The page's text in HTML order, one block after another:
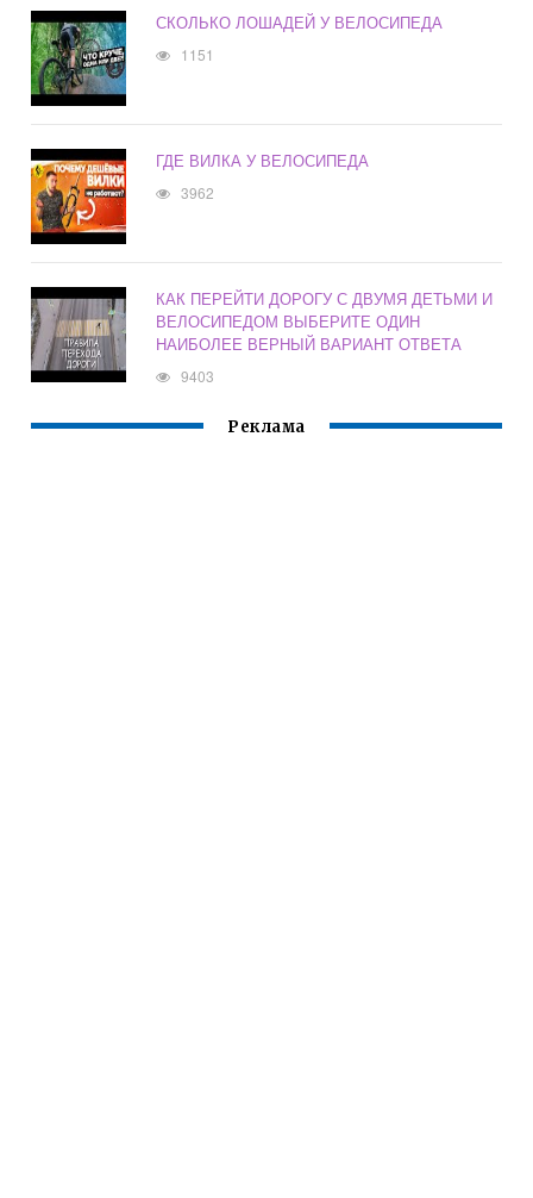
СКОЛЬКО ЛОШАДЕЙ У ВЕЛОСИПЕДА
1151
ГДЕ ВИЛКА У ВЕЛОСИПЕДА
3962
КАК ПЕРЕЙТИ ДОРОГУ С ДВУМЯ ДЕТЬМИ И
ВЕЛОСИПЕДОМ ВЫБЕРИТЕ ОДИН
НАИБОЛЕЕ ВЕРНЫЙ ВАРИАНТ ОТВЕТА
9403
Реклама